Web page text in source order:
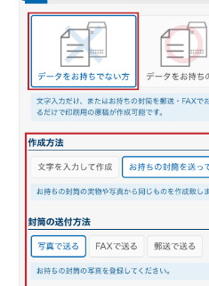
角形20号
お問い合わせ
お問い合わせ
無料サンプル請求
見積請求
選べる注文方法
文字を入力して印刷する
お持ちのデータから印刷する